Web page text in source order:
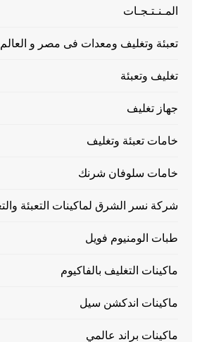
المـنـتـجـات
تعبئة وتغليف ومعدات فى مصر و العالم
تغليف وتعبئة
جهاز تغليف
خامات تعبئة وتغليف
خامات سلوفان شرنك
شركة نسر الشرق لماكينات التعبئة
طبات الومنيوم فويل
ماكينات التغليف بالفاكيوم
ماكينات اندكشن سيل
ماكينات براند عالمي